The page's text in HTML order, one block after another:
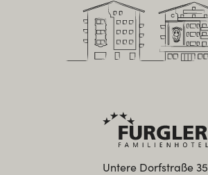
Untere Dorfstraße 35